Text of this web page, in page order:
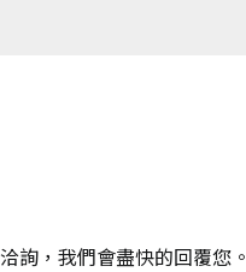
洽詢，我們會盡快的回覆您。